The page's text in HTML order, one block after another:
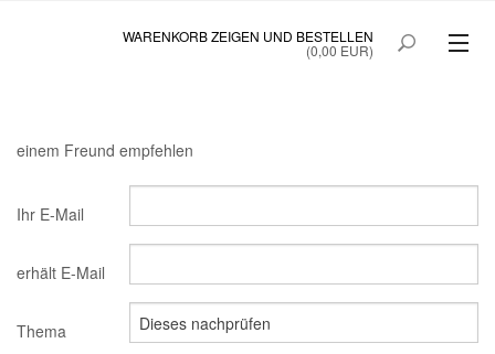
WARENKORB ZEIGEN UND BESTELLEN
(0,00 EUR)
SAINTE BEAUTÉ COLOSTRUM
QUICKTANNING
STARTSEITE SONDERANGEBOT
einem Freund empfehlen
Ihr E-Mail
erhält E-Mail
Thema